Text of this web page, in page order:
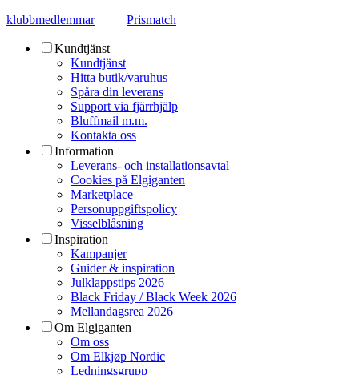
klubbmedlemmar Prismatch
Kundtjänst
Kundtjänst
Hitta butik/varuhus
Spåra din leverans
Support via fjärrhjälp
Bluffmail m.m.
Kontakta oss
Information
Leverans- och installationsavtal
Cookies på Elgiganten
Marketplace
Personuppgiftspolicy
Visselblåsning
Inspiration
Kampanjer
Guider & inspiration
Julklappstips 2026
Black Friday / Black Week 2026
Mellandagsrea 2026
Om Elgiganten
Om oss
Om Elkjøp Nordic
Ledningsgrupp